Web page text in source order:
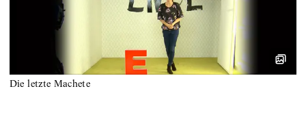
Die letzte Machete